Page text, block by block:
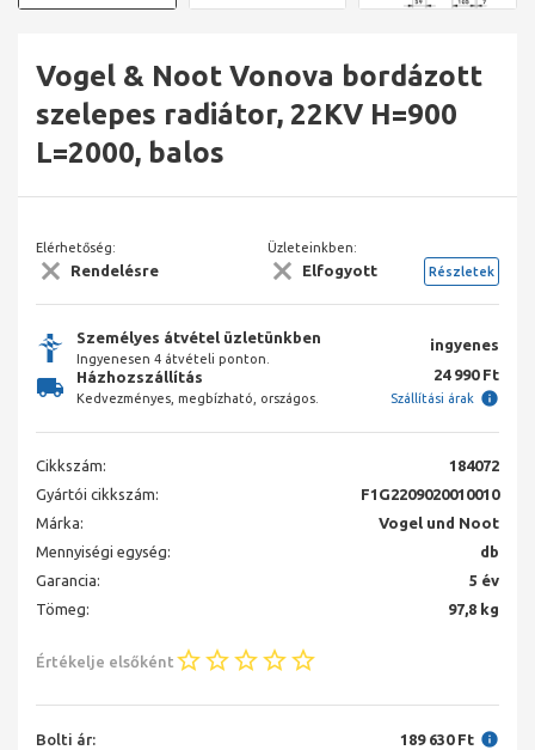
Vogel & Noot Vonova bordázott
szelepes radiátor, 22KV H=900
L=2000, balos
Elérhetőség:
Rendelésre
Üzleteinkben:
Elfogyott Részletek
Személyes átvétel üzletünkben
Ingyenesen 4 átvételi ponton.
ingyenes
Házhozszállítás
Kedvezményes, megbízható, országos.
24 990 Ft
Szállítási árak
Cikkszám:
184072
Gyártói cikkszám:
F1G2209020010010
Márka:
Vogel und Noot
Mennyiségi egység:
db
Garancia:
5 év
Tömeg:
97,8 kg
Értékelje elsőként
Bolti ár: 189 630 Ft